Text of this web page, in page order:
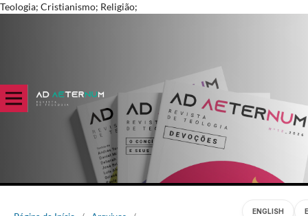
Teologia; Cristianismo; Religião;
ENGLISH